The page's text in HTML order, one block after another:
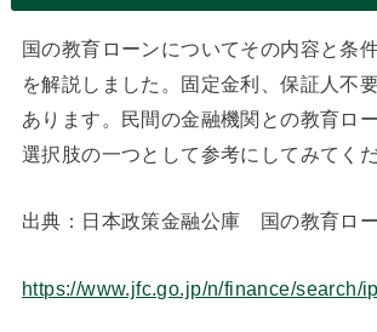
国の教育ローンについてその内容と条
を解説しました。固定金利、保証人不
あります。民間の金融機関との教育ロ
選択肢の一つとして参考にしてみてくだ
出典：日本政策金融公庫 国の教育ロ
https://www.jfc.go.jp/n/finance/search/